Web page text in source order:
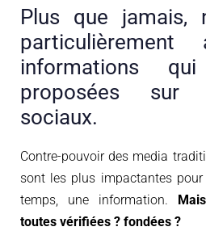
Plus que jamais,
informations
proposées sur
sociaux.
Contre-pouvoir des media
sont les plus impactantes
temps, une information.
toutes vérifiées ? fondées ?